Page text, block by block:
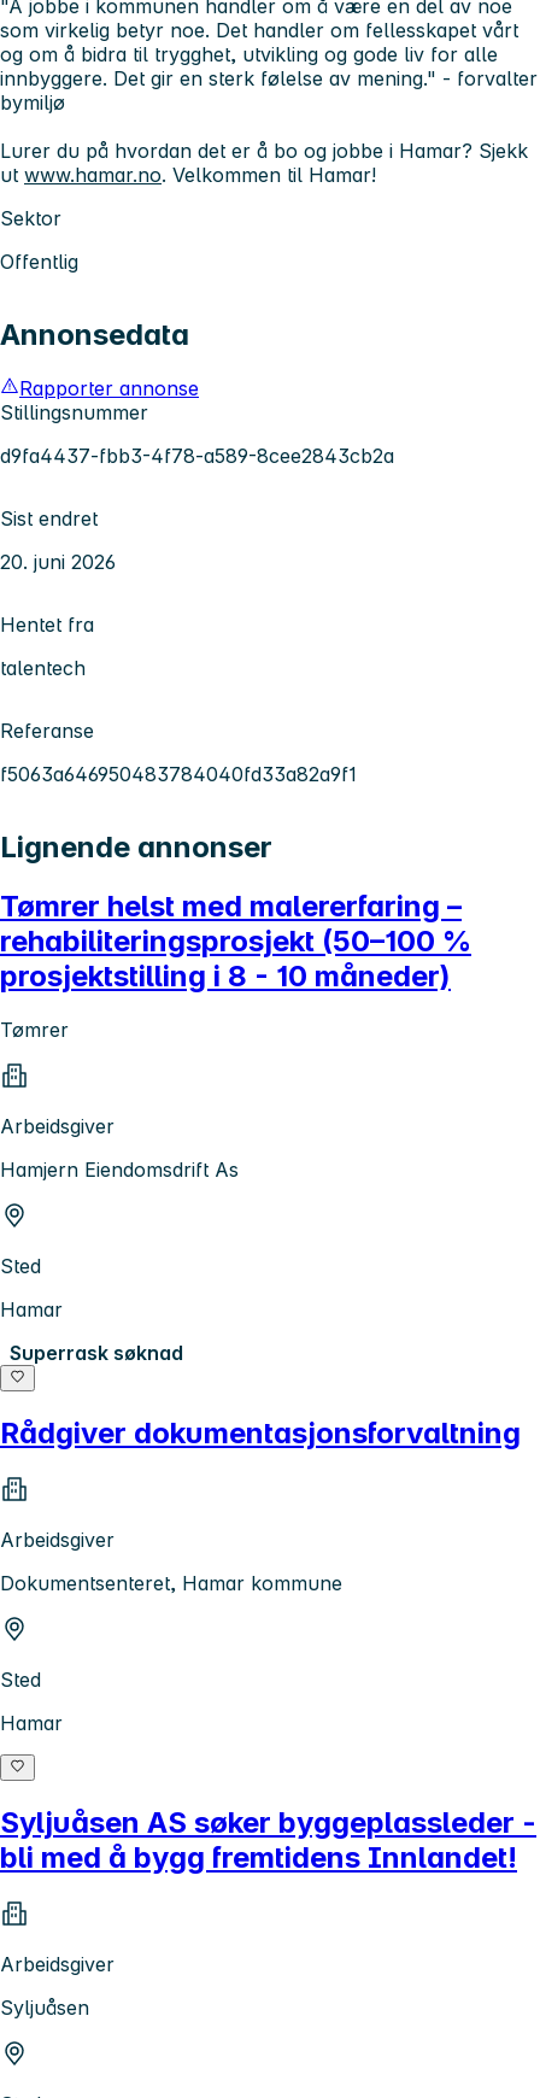
"Å jobbe i kommunen handler om å være en del av noe
som virkelig betyr noe. Det handler om fellesskapet vårt
og om å bidra til trygghet, utvikling og gode liv for alle
innbyggere. Det gir en sterk følelse av mening." - forvalter
bymiljø
Lurer du på hvordan det er å bo og jobbe i Hamar? Sjekk
ut www.hamar.no. Velkommen til Hamar!
Sektor
Offentlig
Annonsedata
Rapporter annonse
Stillingsnummer
d9fa4437-fbb3-4f78-a589-8cee2843cb2a
Sist endret
20. juni 2026
Hentet fra
talentech
Referanse
f5063a646950483784040fd33a82a9f1
Lignende annonser
Tømrer helst med malererfaring –
rehabiliteringsprosjekt (50–100 %
prosjektstilling i 8 - 10 måneder)
Tømrer
Arbeidsgiver
Hamjern Eiendomsdrift As
Sted
Hamar
Superrask søknad
Rådgiver dokumentasjonsforvaltning
Arbeidsgiver
Dokumentsenteret, Hamar kommune
Sted
Hamar
Syljuåsen AS søker byggeplassleder -
bli med å bygg fremtidens Innlandet!
Arbeidsgiver
Syljuåsen